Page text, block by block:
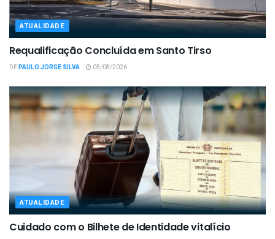
ATUALIDADE
Requalificação Concluída em Santo Tirso
DEPAULO JORGE SILVA 05/08/2026
ATUALIDADE
Cuidado com o Bilhete de Identidade vitalício